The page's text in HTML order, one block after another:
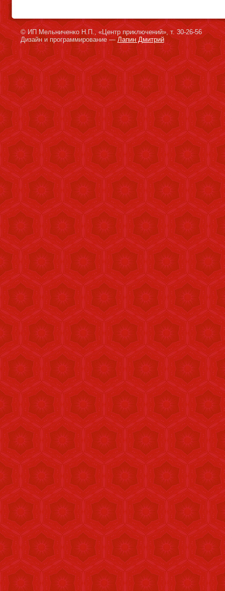
© ИП Мельниченко Н.П., «Центр приключений», т. 30-26-56
Дизайн и программирование — Лапин Дмитрий